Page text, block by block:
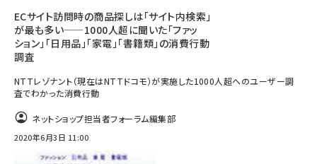
ECサイト訪問時の商品探しは「サイト内検索」
が最も多い——1000人超に聞いた「ファッ
ション」「日用品」「家電」「書籍類」の消費行動
調査
NTTレゾナント（現在はNTTドコモ）が実施した1000人超へのユーザー調
査でわかった消費行動
ネットショップ担当者フォーラム編集部
2020年6月3日 11:00